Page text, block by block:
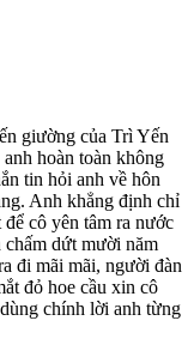
giường của Trì Yến
hoàn toàn không
tin hỏi anh về hôn
Anh khẳng định chỉ
cô yên tâm ra nước
dứt mười năm
đi mãi mãi, người đàn
đỏ hoe cầu xin cô
chính lời anh từng